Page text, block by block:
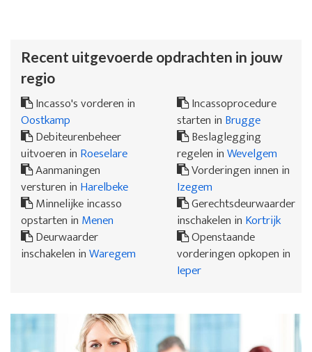
Recent uitgevoerde opdrachten in jouw
regio
Incasso's vorderen in
Oostkamp
Debiteurenbeheer
uitvoeren in Roeselare
Aanmaningen
versturen in Harelbeke
Minnelijke incasso
opstarten in Menen
Deurwaarder
inschakelen inWaregem
Incassoprocedure
starten in Brugge
Beslaglegging
regelen inWevelgem
Vorderingen innen in
Izegem
Gerechtsdeurwaarder
inschakelen in Kortrijk
Openstaande
vorderingen opkopen in
Ieper